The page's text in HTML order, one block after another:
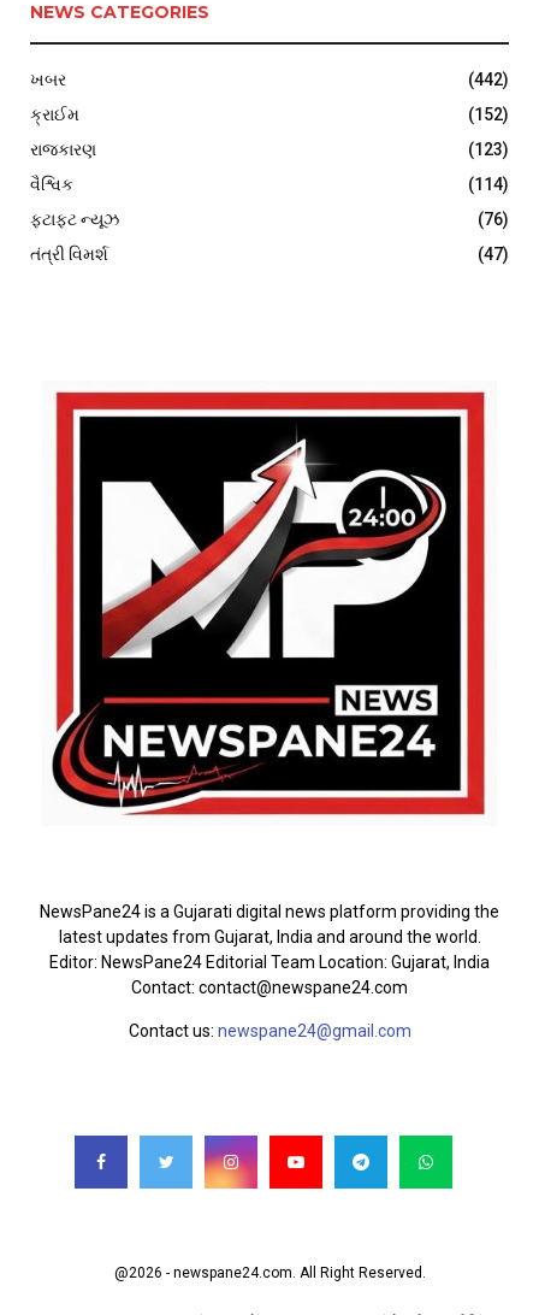
NEWS CATEGORIES
ખબર
(442)
ક્રાઈમ
(152)
રાજકારણ
(123)
વૈશ્વિક
(114)
ફટાફટ ન્યૂઝ
(76)
તંત્રી વિમર્શ
(47)
NewsPane24 is a Gujarati digital news platform providing the
latest updates from Gujarat, India and around the world.
Editor: NewsPane24 Editorial Team Location: Gujarat, India
Contact: contact@newspane24.com
Contact us: newspane24@gmail.com
@2026 - newspane24.com. All Right Reserved.